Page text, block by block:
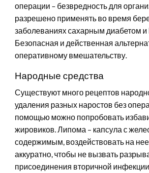
операции – безвредность для
разрешено применять во время
заболеваниях сахарным диабетом
Безопасная и действенная
оперативному вмешательству.
Народные средства
Существуют много рецептов
удаления разных наростов без
помощью можно попробовать
жировиков. Липома – капсула с
содержимым, воздействовать на
аккуратно, чтобы не вызвать
присоединения вторичной